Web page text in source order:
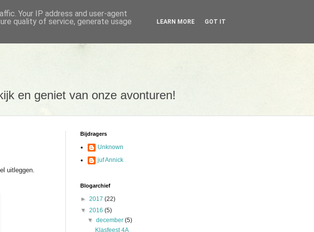
en geniet van onze avonturen!
uitleggen.
Bijdragers
Unknown
juf Annick
Blogarchief
► 2017 (22)
▼ 2016 (5)
▼december(5)
Klasfeest 4A
Your IP address and user-agent
quality of service, generate usage
LEARN MORE GOT IT